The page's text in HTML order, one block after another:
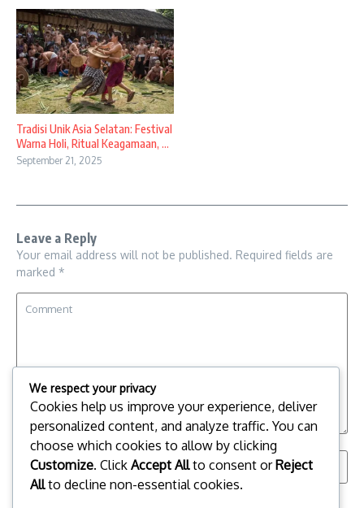
Tradisi Unik Asia Selatan: Festival
Warna Holi, Ritual Keagamaan, ...
September 21, 2025
Leave a Reply
Your email address will not be published. Required fields are
marked *
We respect your privacy
Cookies help us improve your experience, deliver
personalized content, and analyze traffic. You can
choose which cookies to allow by clicking
Customize. Click Accept Allto consent orReject
Allto decline non-essential cookies.